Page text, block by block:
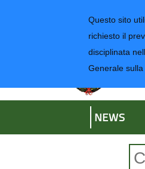
Questo sito
richiesto il
disciplinata
Generale
Regione Liguria
NEWS